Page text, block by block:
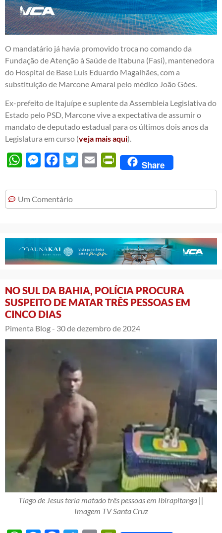
O mandatário já havia promovido troca no comando da
Fundação de Atenção à Saúde de Itabuna (Fasi), mantenedora
do Hospital de Base Luís Eduardo Magalhães, com a
substituição de Marcone Amaral pelo médico João Góes.
Ex-prefeito de Itajuípe e suplente da Assembleia Legislativa do
Estado pelo PSD, Marcone vive a expectativa de assumir o
mandato de deputado estadual para os últimos dois anos da
Legislatura em curso (veja mais aqui).
WhatsAppMessengerFacebook
Twitter Email PrintFriendly
Share
Um Comentário
NO SUL DA BAHIA, POLÍCIA PROCURA
SUSPEITO DE MATAR TRÊS PESSOAS EM
CINCO DIAS
Pimenta Blog - 30 de dezembro de 2024
Tiago de Jesus teria matado três pessoas em Ibirapitanga ||
Imagem TV Santa Cruz